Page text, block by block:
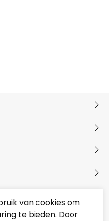
van cookies om
te bieden. Door